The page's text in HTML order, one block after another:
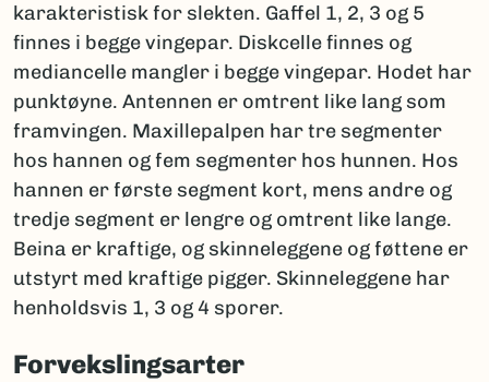
karakteristisk for slekten. Gaffel 1, 2, 3 og 5
finnes i begge vingepar. Diskcelle finnes og
mediancelle mangler i begge vingepar. Hodet har
punktøyne. Antennen er omtrent like lang som
framvingen. Maxillepalpen har tre segmenter
hos hannen og fem segmenter hos hunnen. Hos
hannen er første segment kort, mens andre og
tredje segment er lengre og omtrent like lange.
Beina er kraftige, og skinneleggene og føttene er
utstyrt med kraftige pigger. Skinneleggene har
henholdsvis 1, 3 og 4 sporer.
Forvekslingsarter